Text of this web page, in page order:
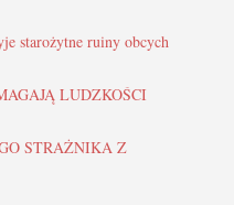
starożytne ruiny obcych
LUDZKOŚCI
STRAŻNIKA Z